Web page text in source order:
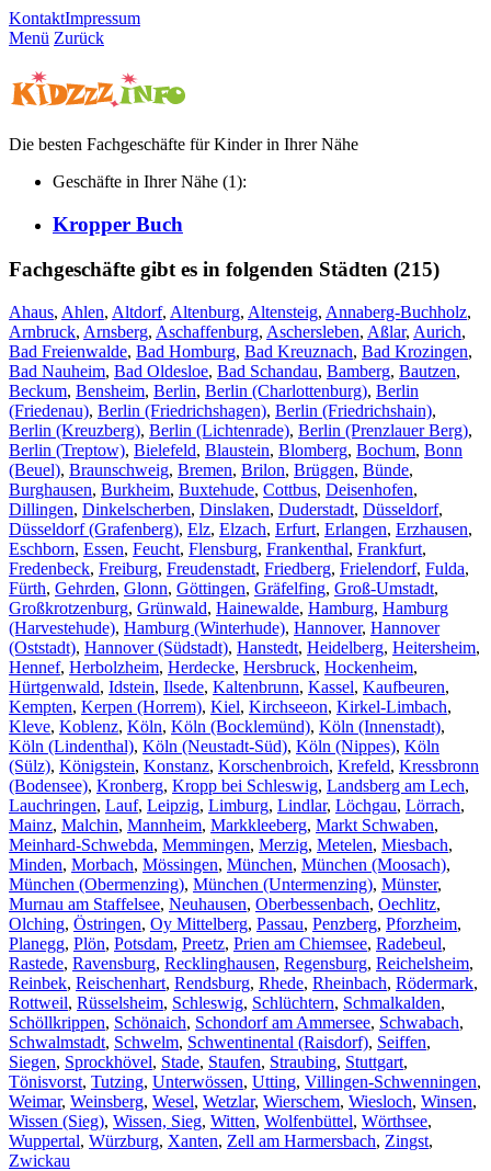
KontaktImpressum
Menü Zurück
Die besten Fachgeschäfte für Kinder in Ihrer Nähe
Geschäfte in Ihrer Nähe (1):
Kropper Buch
Fachgeschäfte gibt es in folgenden Städten (215)
Ahaus, Ahlen, Altdorf, Altenburg, Altensteig, Annaberg-Buchholz,
Arnbruck, Arnsberg, Aschaffenburg, Aschersleben, Aßlar, Aurich,
Bad Freienwalde, Bad Homburg, Bad Kreuznach, Bad Krozingen,
Bad Nauheim, Bad Oldesloe, Bad Schandau, Bamberg, Bautzen,
Beckum, Bensheim, Berlin, Berlin (Charlottenburg), Berlin
(Friedenau), Berlin (Friedrichshagen), Berlin (Friedrichshain),
Berlin (Kreuzberg), Berlin (Lichtenrade), Berlin (Prenzlauer Berg),
Berlin (Treptow), Bielefeld, Blaustein, Blomberg, Bochum, Bonn
(Beuel), Braunschweig, Bremen, Brilon, Brüggen, Bünde,
Burghausen, Burkheim, Buxtehude, Cottbus, Deisenhofen,
Dillingen, Dinkelscherben, Dinslaken, Duderstadt, Düsseldorf,
Düsseldorf (Grafenberg), Elz, Elzach, Erfurt, Erlangen, Erzhausen,
Eschborn, Essen, Feucht, Flensburg, Frankenthal, Frankfurt,
Fredenbeck, Freiburg, Freudenstadt, Friedberg, Frielendorf, Fulda,
Fürth, Gehrden, Glonn, Göttingen, Gräfelfing, Groß-Umstadt,
Großkrotzenburg, Grünwald, Hainewalde, Hamburg, Hamburg
(Harvestehude), Hamburg (Winterhude), Hannover, Hannover
(Oststadt), Hannover (Südstadt), Hanstedt, Heidelberg, Heitersheim,
Hennef, Herbolzheim, Herdecke, Hersbruck, Hockenheim,
Hürtgenwald, Idstein, Ilsede, Kaltenbrunn, Kassel, Kaufbeuren,
Kempten, Kerpen (Horrem), Kiel, Kirchseeon, Kirkel-Limbach,
Kleve, Koblenz, Köln, Köln (Bocklemünd), Köln (Innenstadt),
Köln (Lindenthal), Köln (Neustadt-Süd), Köln (Nippes), Köln
(Sülz), Königstein, Konstanz, Korschenbroich, Krefeld, Kressbronn
(Bodensee), Kronberg, Kropp bei Schleswig, Landsberg am Lech,
Lauchringen, Lauf, Leipzig, Limburg, Lindlar, Löchgau, Lörrach,
Mainz, Malchin, Mannheim, Markkleeberg, Markt Schwaben,
Meinhard-Schwebda, Memmingen, Merzig, Metelen, Miesbach,
Minden, Morbach, Mössingen, München, München (Moosach),
München (Obermenzing), München (Untermenzing), Münster,
Murnau am Staffelsee, Neuhausen, Oberbessenbach, Oechlitz,
Olching, Östringen, Oy Mittelberg, Passau, Penzberg, Pforzheim,
Planegg, Plön, Potsdam, Preetz, Prien am Chiemsee, Radebeul,
Rastede, Ravensburg, Recklinghausen, Regensburg, Reichelsheim,
Reinbek, Reischenhart, Rendsburg, Rhede, Rheinbach, Rödermark,
Rottweil, Rüsselsheim, Schleswig, Schlüchtern, Schmalkalden,
Schöllkrippen, Schönaich, Schondorf am Ammersee, Schwabach,
Schwalmstadt, Schwelm, Schwentinental (Raisdorf), Seiffen,
Siegen, Sprockhövel, Stade, Staufen, Straubing, Stuttgart,
Tönisvorst, Tutzing, Unterwössen, Utting, Villingen-Schwenningen,
Weimar, Weinsberg, Wesel, Wetzlar, Wierschem, Wiesloch, Winsen,
Wissen (Sieg), Wissen, Sieg, Witten, Wolfenbüttel, Wörthsee,
Wuppertal, Würzburg, Xanten, Zell am Harmersbach, Zingst,
Zwickau